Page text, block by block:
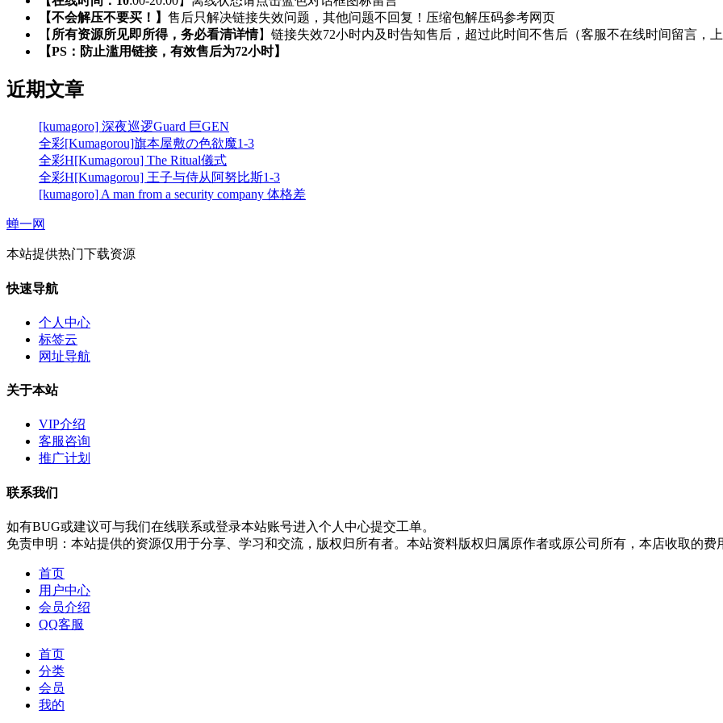
【不会解压不要买！】 售后只解决链接失效问题，其他问题不回复！压缩包解压码参考网页
【 所有资源所见即所得，务必看清详情】链接失效72小时内及时告知售后，超过此时间不售后（客服不在线时间留言，上
【PS：防止滥用链接，有效售后为72小时】
近期文章
[kumagoro] 深夜巡逻Guard 巨GEN
全彩[Kumagorou]旗本屋敷の色欲魔1-3
全彩H[Kumagorou] The Ritual儀式
全彩H[Kumagorou] 王子与侍从阿努比斯1-3
[kumagoro] A man from a security company 体格差
蝉一网
本站提供热门下载资源
快速导航
个人中心
标签云
网址导航
关于本站
VIP介绍
客服咨询
推广计划
联系我们
如有BUG或建议可与我们在线联系或登录本站账号进入个人中心提交工单。
免责申明：本站提供的资源仅用于分享、学习和交流，版权归所有者。本站资料版权归属原作者或原公司所有，本店收取的费
首页
用户中心
会员介绍
QQ客服
首页
分类
会员
我的